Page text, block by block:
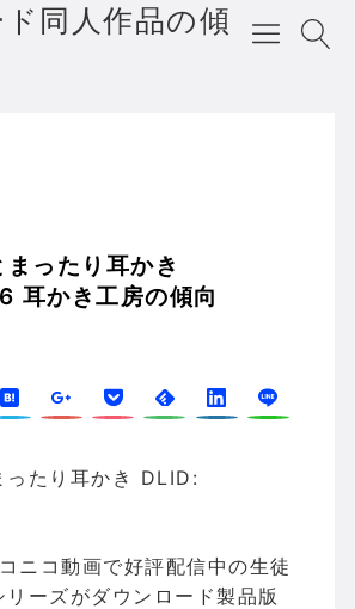
同人作品の傾
ったり耳かき
耳かき工房の傾向
ったり耳かき DLID:
ニコ動画で好評配信中の生徒
ーズがダウンロード製品版